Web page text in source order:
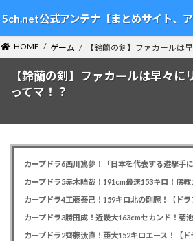
ン
テ
ン
ツ
ビ
ゲ
ー
シ
5ch.net公式アンテナ【まとめサイト、ア
HOME ゲーム 【鈴蘭の剣】ファカールは
【鈴蘭の剣】ファカールは早々に
ってマ！？
カープドラ4工藤泰己！159キロ北の剛腕！【ドラ
カープドラ2齊藤汰直！亜大152キロエース！【ド